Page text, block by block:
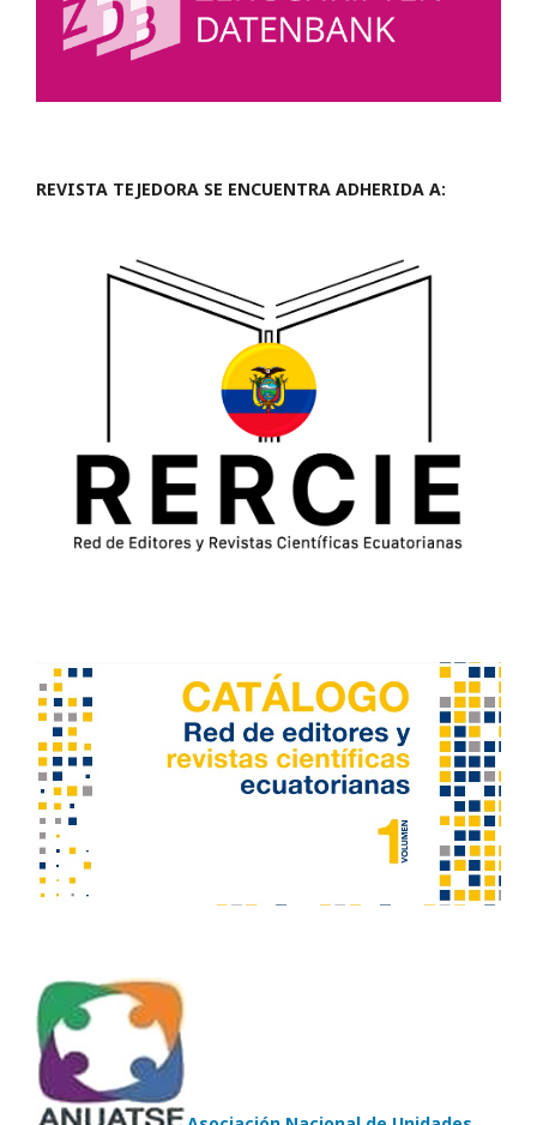
REVISTA TEJEDORA SE ENCUENTRA ADHERIDA A: